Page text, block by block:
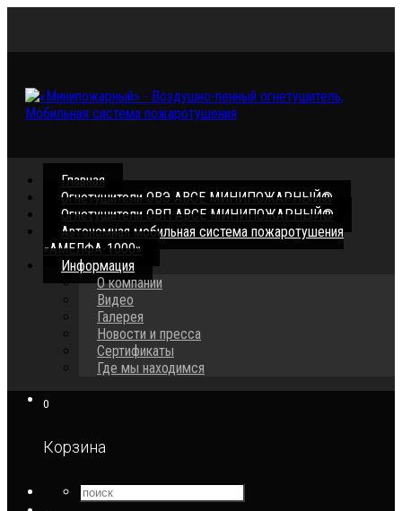
Главная
Огнетушители ОВЭ АВСЕ МИНИПОЖАРНЫЙ®
Огнетушители ОВП АВСЕ МИНИПОЖАРНЫЙ®
Автономная мобильная система пожаротушения
«АМЕЛФА-1000»
Информация
О компании
Видео
Галерея
Новости и пресса
Сертификаты
Где мы находимся
0
Корзина